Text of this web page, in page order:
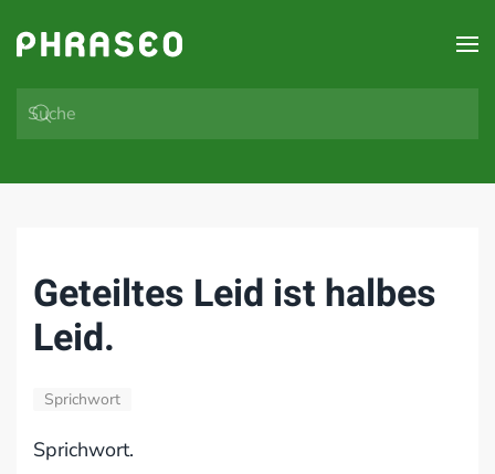
Zum Hauptinhalt springen
Geteiltes Leid ist halbes
Leid.
Sprichwort
Sprichwort.